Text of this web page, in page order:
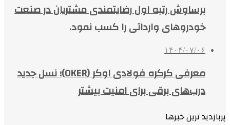
برساوش رتبه اول رضایتمندی مشتریان در صنعت
خودروهای وارداتی را کسب نمود.
۱۴۰۴/۰۷/۰۶
معرفی کرکره فولادی اوکر (OKER)؛ نسل جدید
درب‌های برقی برای امنیت بیشتر
پربازدید ترین خبرها